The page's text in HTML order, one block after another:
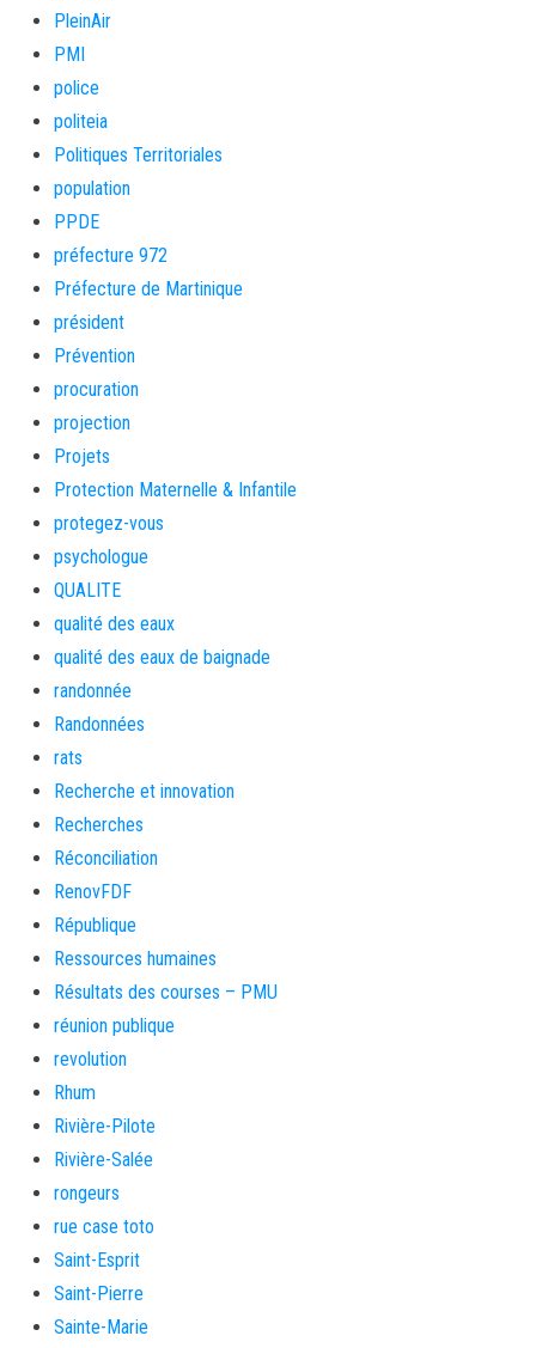
PleinAir
PMI
police
politeia
Politiques Territoriales
population
PPDE
préfecture 972
Préfecture de Martinique
président
Prévention
procuration
projection
Projets
Protection Maternelle & Infantile
protegez-vous
psychologue
QUALITE
qualité des eaux
qualité des eaux de baignade
randonnée
Randonnées
rats
Recherche et innovation
Recherches
Réconciliation
RenovFDF
République
Ressources humaines
Résultats des courses – PMU
réunion publique
revolution
Rhum
Rivière-Pilote
Rivière-Salée
rongeurs
rue case toto
Saint-Esprit
Saint-Pierre
Sainte-Marie